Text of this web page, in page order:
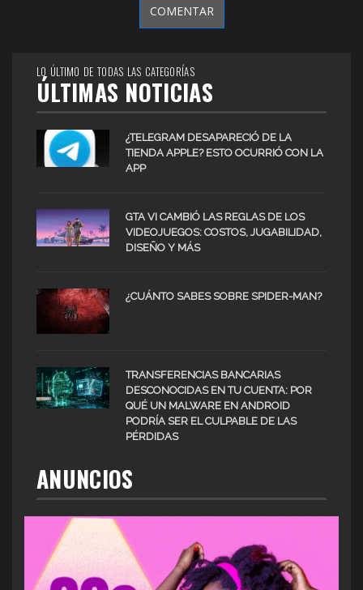
LO ÚLTIMO DE TODAS LAS CATEGORÍAS
ÚLTIMAS NOTICIAS
¿TELEGRAM DESAPARECIÓ DE LA
TIENDA APPLE? ESTO OCURRIÓ CON LA
APP
GTA VI CAMBIÓ LAS REGLAS DE LOS
VIDEOJUEGOS: COSTOS, JUGABILIDAD,
DISEÑO Y MÁS
¿CUÁNTO SABES SOBRE SPIDER-MAN?
TRANSFERENCIAS BANCARIAS
DESCONOCIDAS EN TU CUENTA: POR
QUÉ UN MALWARE EN ANDROID
PODRÍA SER EL CULPABLE DE LAS
PÉRDIDAS
ANUNCIOS